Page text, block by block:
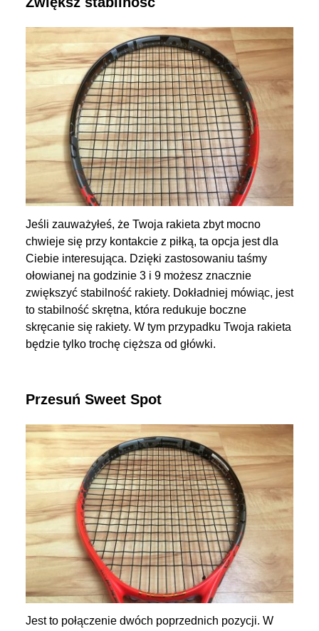
Jeśli zauważyłeś, że Twoja rakieta zbyt mocno
chwieje się przy kontakcie z piłką, ta opcja jest dla
Ciebie interesująca. Dzięki zastosowaniu taśmy
ołowianej na godzinie 3 i 9 możesz znacznie
zwiększyć stabilność rakiety. Dokładniej mówiąc, jest
to stabilność skrętna, która redukuje boczne
skręcanie się rakiety. W tym przypadku Twoja rakieta
będzie tylko trochę cięższa od główki.
Przesuń Sweet Spot
Jest to połączenie dwóch poprzednich pozycji. W